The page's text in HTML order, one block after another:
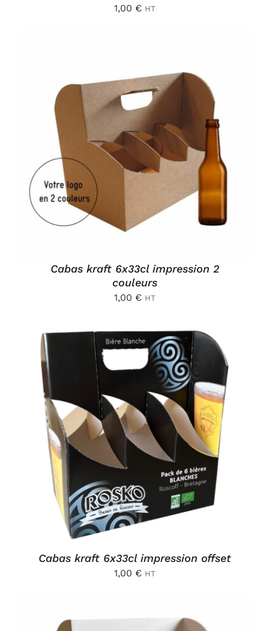
1,00 € HT
AJOUTER AU PANIER
/
DÉTAILS
Cabas kraft 6x33cl impression 2
couleurs
1,00 € HT
AJOUTER AU PANIER
DÉTAILS
Cabas kraft 6x33cl impression offset
1,00 € HT